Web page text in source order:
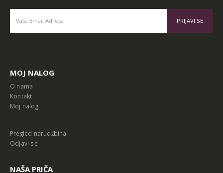
MOJ NALOG
O nama
Kontakt
Moj nalog
Pregled narudžbina
Odjavi se
NAŠA PRIČA